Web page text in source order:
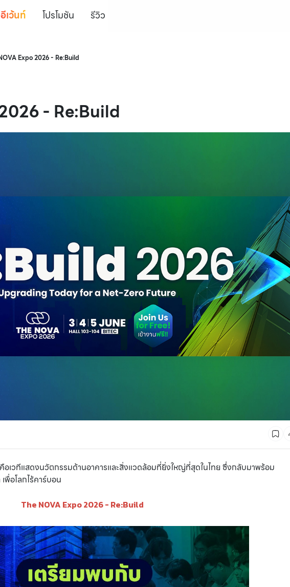
อีเว้นท์ โปรโมชัน รีวิว
Expo 2026 - Re:Build
- Re:Build
เวทีแสดงนวัตกรรมด้านอาคารและสิ่งแวดล้อมที่ยิ่งใหญ่ที่สุดในไทย ซึ่งกลับมาพร้อม
พื่อโลกไร้คาร์บอน
The NOVA Expo 2026 - Re:Build
MICE City ในประเทศไทย